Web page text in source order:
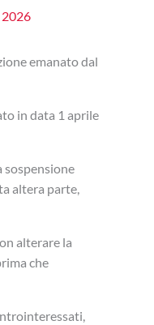
emanato dal
in data 1 aprile
sospensione
altera parte,
alterare la
che